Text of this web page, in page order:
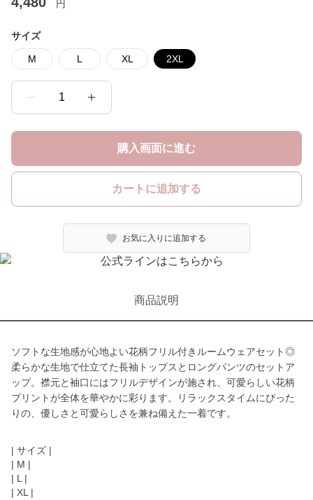
円
サイズ
M L XL 2XL
1
購入画面に進む
カートに追加する
お気に入りに追加する
商品説明
ソフトな生地感が心地よい花柄フリル付きルームウェアセット◎
柔らかな生地で仕立てた長袖トップスとロングパンツのセットア
ップ。襟元と袖口にはフリルデザインが施され、可愛らしい花柄
プリントが全体を華やかに彩ります。リラックスタイムにぴった
りの、優しさと可愛らしさを兼ね備えた一着です。
| サイズ |
| M |
| L |
| XL |